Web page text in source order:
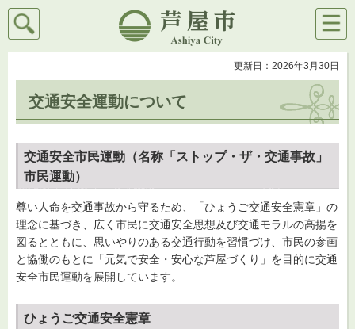
芦屋市
検索
メニ
ュー
更新日：2026年3月30日
交通安全運動について
交通安全市民運動（名称「ストップ・ザ・交通事故」
市民運動）
尊い人命を交通事故から守るため、「ひょうご交通安全憲章」の
理念に基づき、広く市民に交通安全思想及び交通モラルの高揚を
図るとともに、思いやりのある交通行動を習慣づけ、市民の参画
と協働のもとに「元気で安全・安心な芦屋づくり」を目的に交通
安全市民運動を展開しています。
ひょうご交通安全憲章